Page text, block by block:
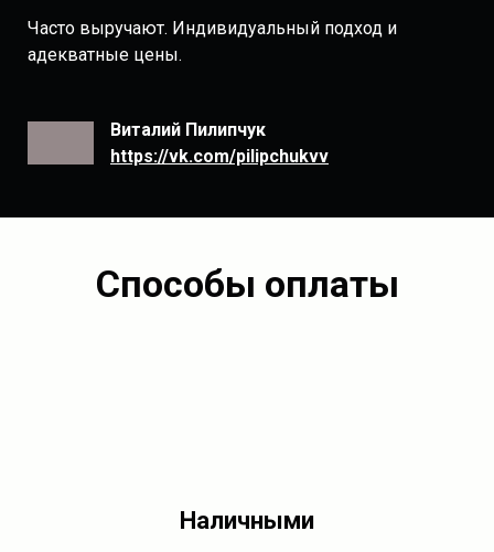
Часто выручают. Индивидуальный подход и
адекватные цены.
Виталий Пилипчук
https://vk.com/pilipchukvv
Способы оплаты
Наличными